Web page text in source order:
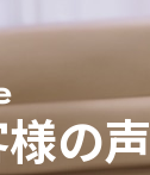
の声